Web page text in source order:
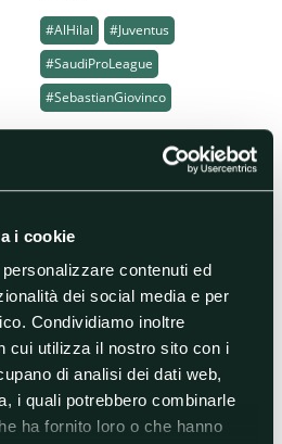
i cookie
contenuti ed
dei social media e per
Condividiamo inoltre
cui utilizza il nostro sito con i
di analisi dei dati web,
i quali potrebbero combinarle
ha fornito loro o che hanno
#AlHilal
#Juventus
#SaudiProLeague
#SebastianGiovinco
Lazio, Lotito contestato dai
"Aspettate prima di
giudicare"
I casa biancoceleste, non è
ancora stata metabolizzata la
cessione in Arabia Saudita del
"big" Sergej Milinkovic-Savic
#AlHilal
#Calciomercato
#CiroImmobile